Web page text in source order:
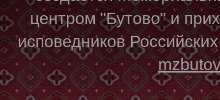
центром "Бутово" и
исповедников